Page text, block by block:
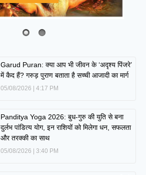
Garud Puran: क्या आप भी जीवन के ‘अदृश्य पिंजरे’
में कैद हैं? गरुड़ पुराण बताता है सच्ची आजादी का मार्ग
05/08/2026 4:17 PM
Panditya Yoga 2026: बुध-गुरु की युति से बना
दुर्लभ पांडित्य योग, इन राशियों को मिलेगा धन, सफलता
और तरक्की का साथ
05/08/2026 3:40 PM